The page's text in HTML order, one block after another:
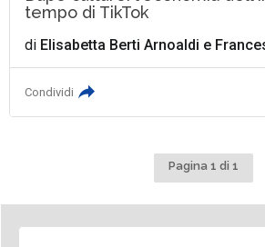
tempo di TikTok
di Elisabetta Berti Arnoaldi e
Condividi
Pagina 1 di 1